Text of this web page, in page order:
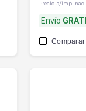
Precio s/imp. nac.
Envío
Comparar